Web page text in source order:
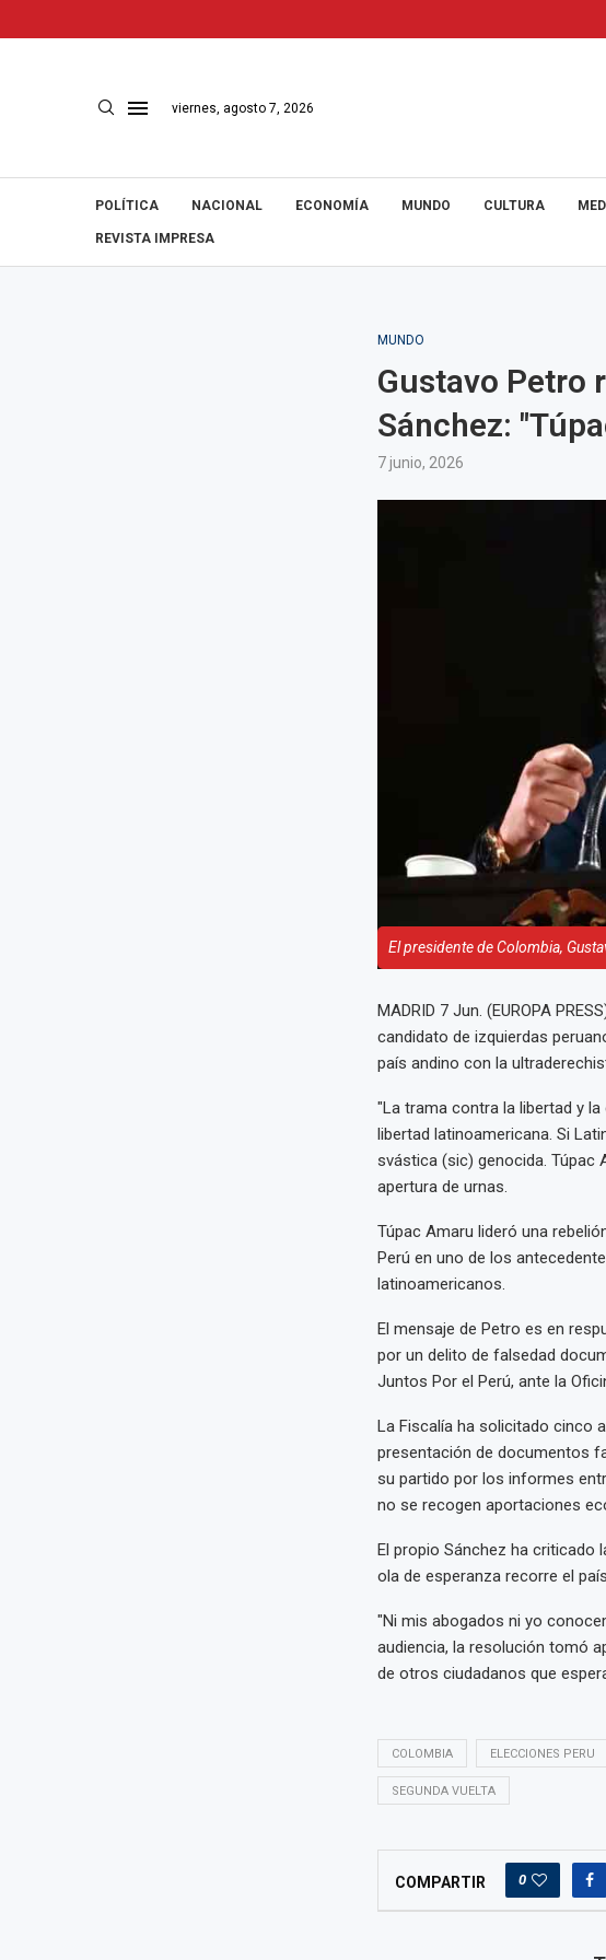
viernes, agosto 7, 2026
POLÍTICA NACIONAL ECONOMÍA MUNDO CULTURA
REVISTA IMPRESA
MUNDO
Gustavo Petro
Sánchez:
7 junio, 2026
El presidente de Colombia,
MADRID 7 Jun. (EUROPA
candidato de izquierdas
país andino con la
"La trama contra la libertad y
libertad latinoamericana. Si
svástica (sic) genocida. Túpac
apertura de urnas.
Túpac Amaru lideró una
Perú en uno de los
latinoamericanos.
El mensaje de Petro es en
por un delito de falsedad
Juntos Por el Perú, ante la
La Fiscalía ha solicitado cinco
presentación de documentos
su partido por los informes
no se recogen aportaciones
El propio Sánchez ha criticado
ola de esperanza recorre el
"Ni mis abogados ni yo
audiencia, la resolución tomó
de otros ciudadanos que
COLOMBIA ELECCIONES PERU
SEGUNDA VUELTA
COMPARTIR 0